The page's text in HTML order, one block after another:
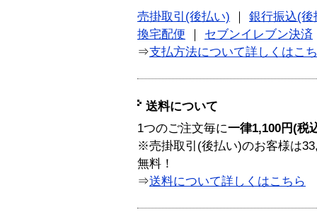
売掛取引(後払い)
銀行振込(後
換宅配便
セブンイレブン決済
⇒支払方法について詳しくはこ
送料について
1つのご注文毎に一律1,100円(税
※売掛取引(後払い)のお客様は
無料！
⇒送料について詳しくはこちら